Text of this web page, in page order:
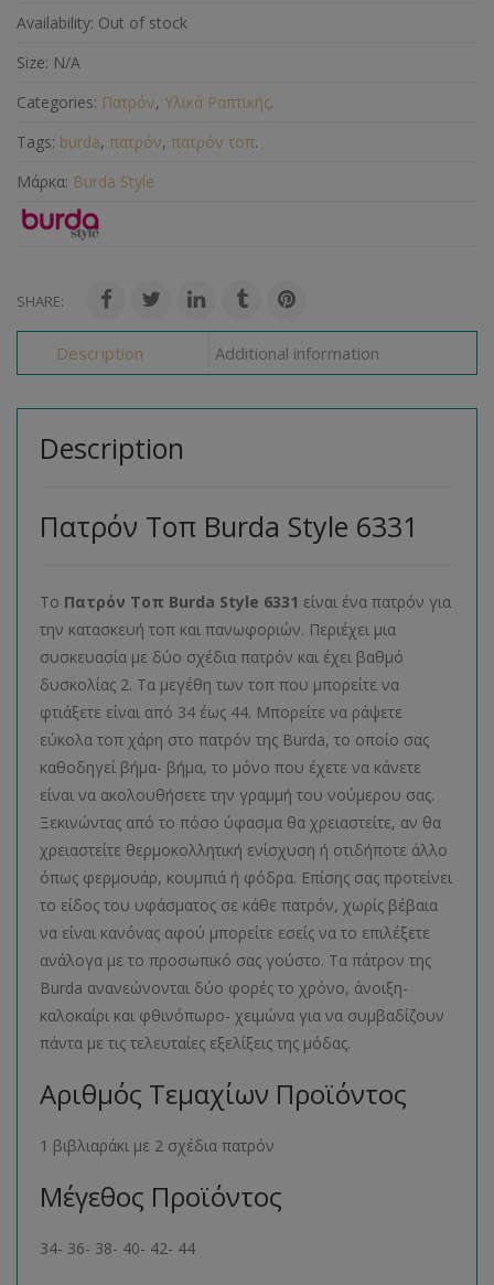
Availability: Out of stock
Size: N/A
Categories: Πατρόν, Υλικά Ραπτικής.
Tags: burda, πατρόν, πατρόν τοπ.
Μάρκα: Burda Style
SHARE:
Description Additional information
Description
Πατρόν Τοπ Burda Style 6331
Το Πατρόν Τοπ Burda Style 6331 είναι ένα πατρόν για
την κατασκευή τοπ και πανωφοριών. Περιέχει μια
συσκευασία με δύο σχέδια πατρόν και έχει βαθμό
δυσκολίας 2. Τα μεγέθη των τοπ που μπορείτε να
φτιάξετε είναι από 34 έως 44. Μπορείτε να ράψετε
εύκολα τοπ χάρη στο πατρόν της Burda, το οποίο σας
καθοδηγεί βήμα- βήμα, το μόνο που έχετε να κάνετε
είναι να ακολουθήσετε την γραμμή του νούμερου σας.
Ξεκινώντας από το πόσο ύφασμα θα χρειαστείτε, αν θα
χρειαστείτε θερμοκολλητική ενίσχυση ή οτιδήποτε άλλο
όπως φερμουάρ, κουμπιά ή φόδρα. Επίσης σας προτείνει
το είδος του υφάσματος σε κάθε πατρόν, χωρίς βέβαια
να είναι κανόνας αφού μπορείτε εσείς να το επιλέξετε
ανάλογα με το προσωπικό σας γούστο. Τα πάτρον της
Burda ανανεώνονται δύο φορές το χρόνο, άνοιξη-
καλοκαίρι και φθινόπωρο- χειμώνα για να συμβαδίζουν
πάντα με τις τελευταίες εξελίξεις της μόδας.
Αριθμός Τεμαχίων Προϊόντος
1 βιβλιαράκι με 2 σχέδια πατρόν
Μέγεθος Προϊόντος
34- 36- 38- 40- 42- 44